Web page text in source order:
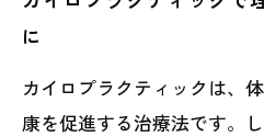
に
カイロプラクティックは、
康を促進する治療法です。